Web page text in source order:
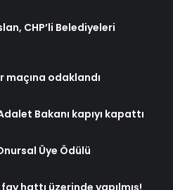
CHP’li Belediyeleri
maçına odaklandı
Bakanı kapıyı kapattı
Üye Ödülü